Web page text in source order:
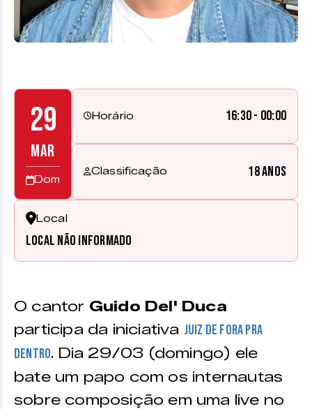
29
MAR
Dom
Horário 16:30 - 00:00
Classificação 18 anos
Local
Local não informado
O cantor Guido Del' Duca
participa da iniciativa Juiz de Fora pra
Dentro. Dia 29/03 (domingo) ele
bate um papo com os internautas
sobre composição em uma live no